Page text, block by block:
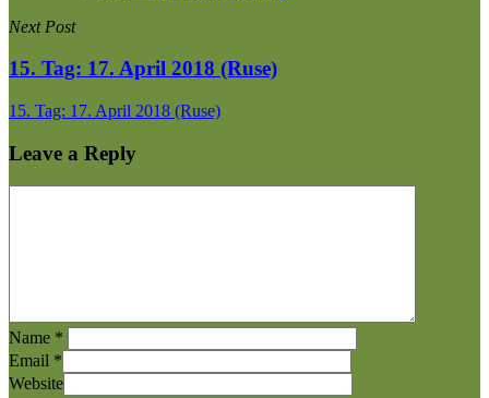
Next Post
15. Tag: 17. April 2018 (Ruse)
15. Tag: 17. April 2018 (Ruse)
Leave a Reply
Name *
Email *
Website